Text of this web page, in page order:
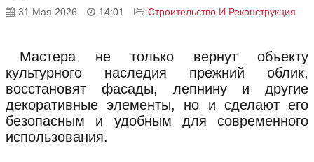
31 Мая 2026 14:01 Строительство И Реконструкция
Мастера не только вернут объекту
культурного наследия прежний облик,
восстановят фасады, лепнину и другие
декоративные элементы, но и сделают его
безопасным и удобным для современного
использования.